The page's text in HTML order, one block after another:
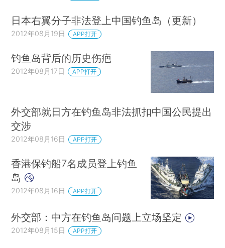
日本右翼分子非法登上中国钓鱼岛（更新）
2012年08月19日 APP打开
钓鱼岛背后的历史伤疤
2012年08月17日 APP打开
外交部就日方在钓鱼岛非法抓扣中国公民提出
交涉
2012年08月16日 APP打开
香港保钓船7名成员登上钓鱼
岛
2012年08月16日 APP打开
外交部：中方在钓鱼岛问题上立场坚定
2012年08月15日 APP打开